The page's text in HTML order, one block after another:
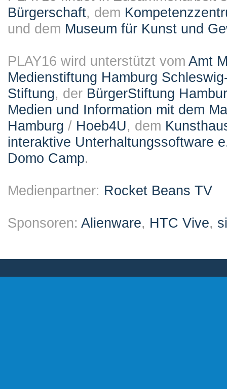
Bürgerschaft, dem
und dem Museum für Kunst und
PLAY16 wird unterstützt vom Amt
Medienstiftung Hamburg
Stiftung, der BürgerStiftung
Medien und Information mit dem
Hamburg / Hoeb4U, dem
interaktive Unterhaltungssoftware
Domo Camp.
Medienpartner: Rocket Beans TV
Sponsoren: Alienware, HTC Vive,